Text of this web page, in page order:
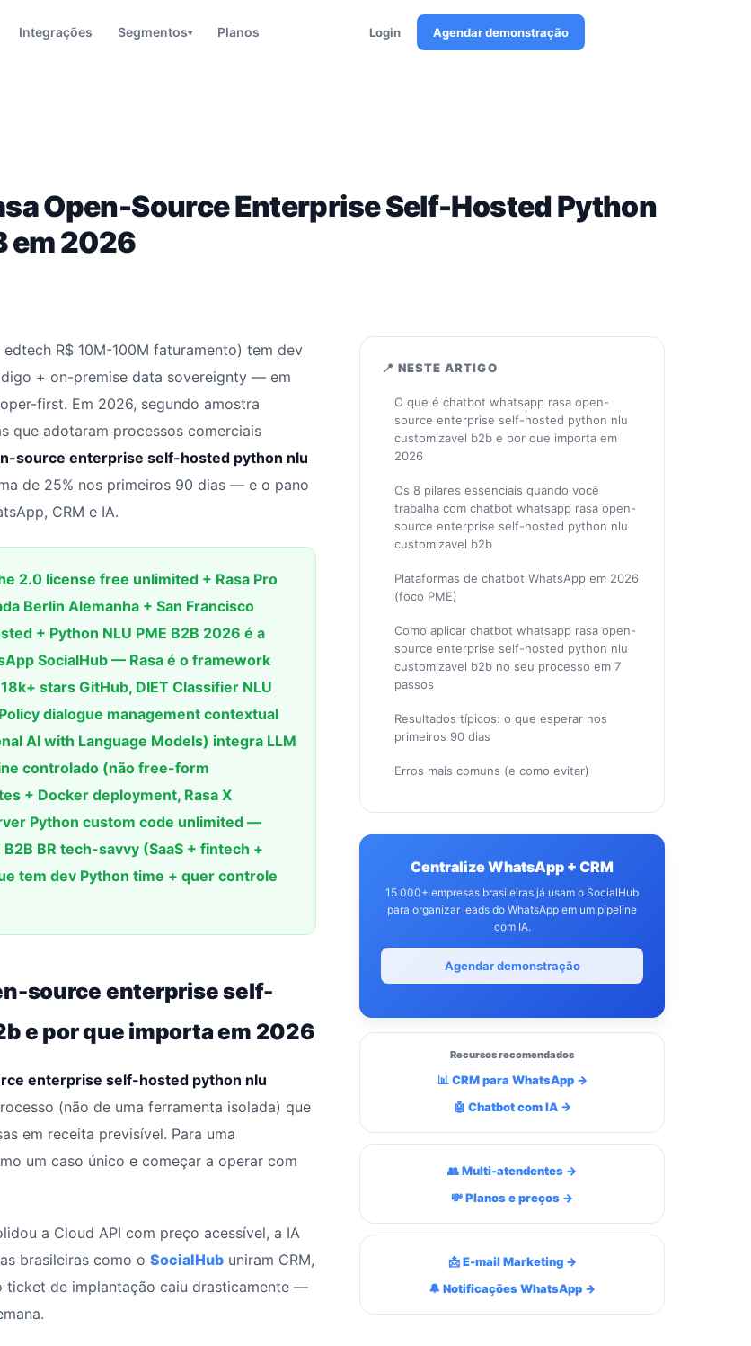
Integrações Segmentos▾ Planos Login Agendar demonstração
Open-Source Enterprise Self-Hosted Python
em 2026
R$ 10M-100M faturamento) tem dev
+ on-premise data sovereignty — em
first. Em 2026, segundo amostra
que adotaram processos comerciais
source enterprise self-hosted python nlu
de 25% nos primeiros 90 dias — e o pano
CRM e IA.
2.0 license free unlimited + Rasa Pro
Berlin Alemanha + San Francisco
+ Python NLU PME B2B 2026 é a
SocialHub — Rasa é o framework
stars GitHub, DIET Classifier NLU
dialogue management contextual
AI with Language Models) integra LLM
controlado (não free-form
+ Docker deployment, Rasa X
Python custom code unlimited —
BR tech-savvy (SaaS + fintech +
tem dev Python time + quer controle
source enterprise self-
e por que importa em 2026
enterprise self-hosted python nlu
(não de uma ferramenta isolada) que
em receita previsível. Para uma
um caso único e começar a operar com
a Cloud API com preço acessível, a IA
brasileiras como o SocialHub uniram CRM,
ticket de implantação caiu drasticamente —
📍 NESTE ARTIGO
O que é chatbot whatsapp rasa open-
source enterprise self-hosted python nlu
customizavel b2b e por que importa em
2026
Os 8 pilares essenciais quando você
trabalha com chatbot whatsapp rasa open-
source enterprise self-hosted python nlu
customizavel b2b
Plataformas de chatbot WhatsApp em 2026
(foco PME)
Como aplicar chatbot whatsapp rasa open-
source enterprise self-hosted python nlu
customizavel b2b no seu processo em 7
passos
Resultados típicos: o que esperar nos
primeiros 90 dias
Erros mais comuns (e como evitar)
Centralize WhatsApp + CRM
15.000+ empresas brasileiras já usam o SocialHub
para organizar leads do WhatsApp em um pipeline
com IA.
Agendar demonstração
Recursos recomendados
📊 CRM para WhatsApp →
🤖 Chatbot com IA →
👥 Multi-atendentes →
💸 Planos e preços →
📩 E-mail Marketing →
🔔 Notificações WhatsApp →